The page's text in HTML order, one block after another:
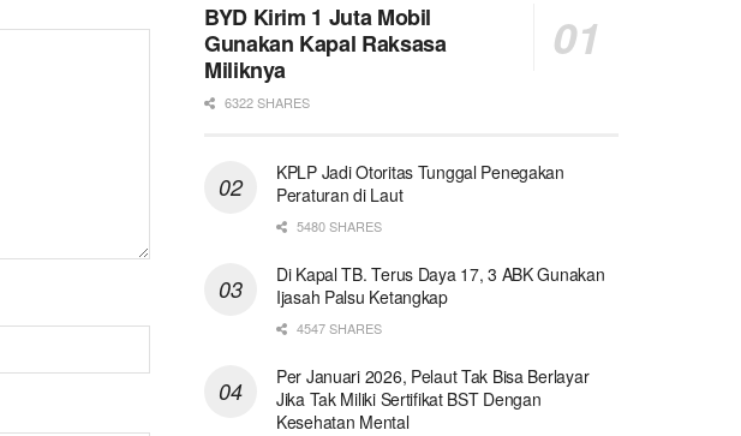
BYD Kirim 1 Juta Mobil
Gunakan Kapal Raksasa
Miliknya
6322 SHARES
KPLP Jadi Otoritas Tunggal Penegakan
Peraturan di Laut
5480 SHARES
Di Kapal TB. Terus Daya 17, 3 ABK Gunakan
Ijasah Palsu Ketangkap
4547 SHARES
Per Januari 2026, Pelaut Tak Bisa Berlayar
Jika Tak Miliki Sertifikat BST Dengan
Kesehatan Mental